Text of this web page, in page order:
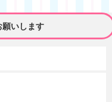
いします